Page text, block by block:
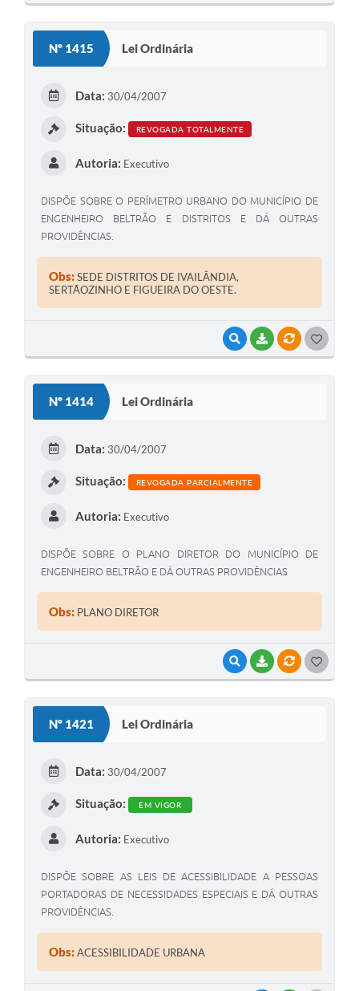
Nº 1415 Lei Ordinária
VISUALIZAR
BAIXARVÍNCULOS
Data: 30/04/2007
Situação: REVOGADA TOTALMENTE
Autoria: Executivo
DISPÕE SOBRE O PERÍMETRO URBANO DO MUNICÍPIO DE
ENGENHEIRO BELTRÃO E DISTRITOS E DÁ OUTRAS
PROVIDÊNCIAS.
Obs:SEDE DISTRITOS DE IVAILÂNDIA,
SERTÃOZINHO E FIGUEIRA DO OESTE.
Nº 1414 Lei Ordinária
VISUALIZAR
BAIXARVÍNCULOS
Data: 30/04/2007
Situação: REVOGADA PARCIALMENTE
Autoria: Executivo
DISPÕE SOBRE O PLANO DIRETOR DO MUNICÍPIO DE
ENGENHEIRO BELTRÃO E DÁ OUTRAS PROVIDÊNCIAS
Obs: PLANO DIRETOR
Nº 1421 Lei Ordinária
Data: 30/04/2007
Situação: EM VIGOR
Autoria: Executivo
DISPÕE SOBRE AS LEIS DE ACESSIBILIDADE A PESSOAS
PORTADORAS DE NECESSIDADES ESPECIAIS E DÁ OUTRAS
PROVIDÊNCIAS.
Obs:ACESSIBILIDADE URBANA